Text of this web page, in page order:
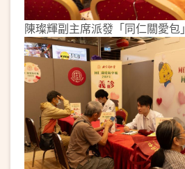
陳璨輝副主席派發「同仁關愛包」